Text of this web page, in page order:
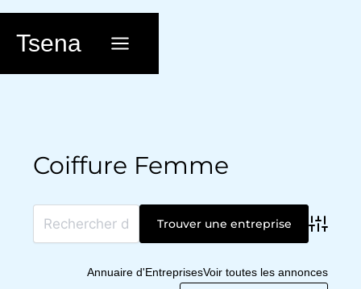
Aller
contenu
Tsena
Coiffure Femme
Annuaire d'EntreprisesVoir toutes les annonces